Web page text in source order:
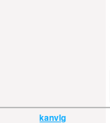
kanvlg